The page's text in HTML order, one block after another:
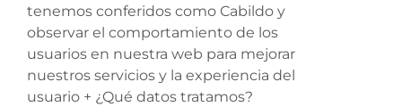
tenemos conferidos como Cabildo y
observar el comportamiento de los
usuarios en nuestra web para mejorar
nuestros servicios y la experiencia del
usuario + ¿Qué datos tratamos?